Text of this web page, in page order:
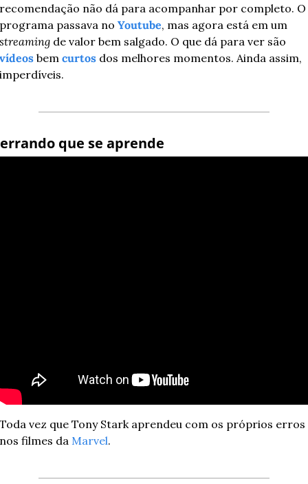
não dá para acompanhar por completo. O
passava no Youtube
bem curtos dos melhores momentos. Ainda assim,
que se aprende
vez que Tony Stark aprendeu com os próprios erros
filmes da Marvel.